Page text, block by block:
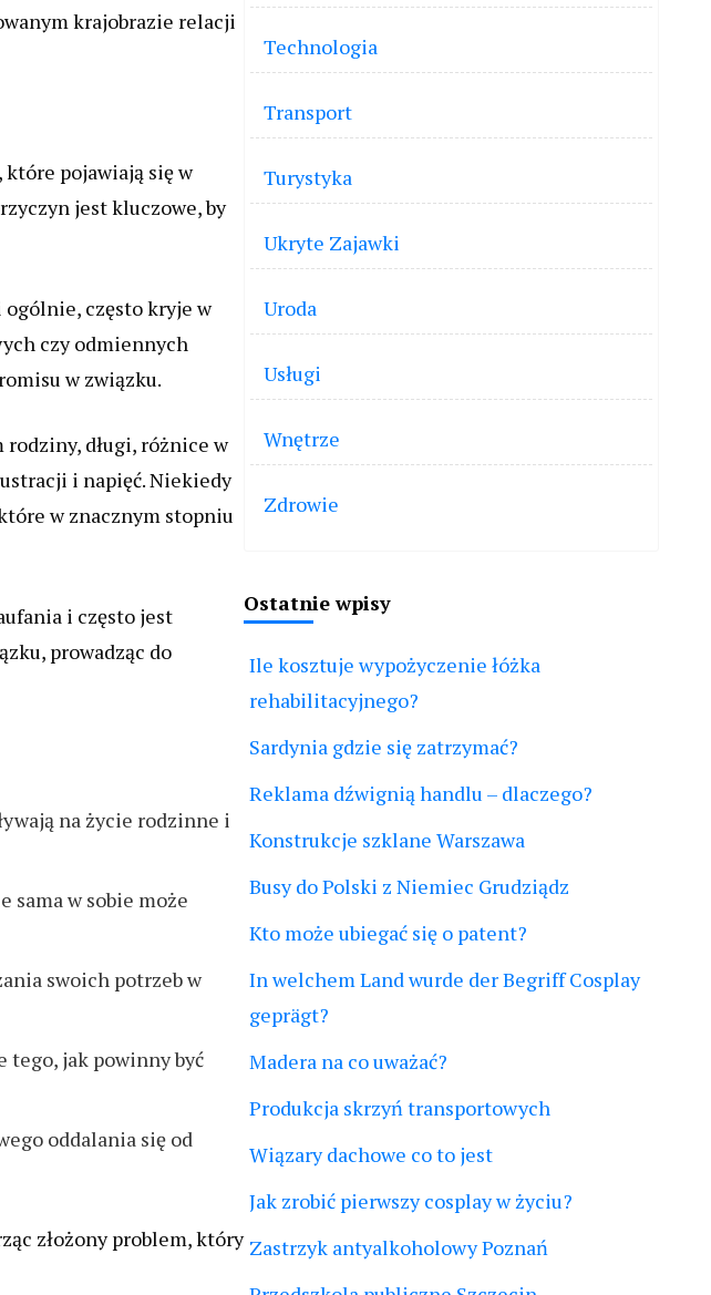
krajobrazie relacji
pojawiają się w
jest kluczowe, by
często kryje w
czy odmiennych
w związku.
rodziny, długi, różnice w
i napięć. Niekiedy
w znacznym stopniu
i często jest
prowadząc do
na życie rodzinne i
sama w sobie może
swoich potrzeb w
tego, jak powinny być
oddalania się od
złożony problem, który
Technologia
Transport
Turystyka
Ukryte Zajawki
Uroda
Usługi
Wnętrze
Zdrowie
Ostatnie wpisy
Ile kosztuje wypożyczenie łóżka
rehabilitacyjnego?
Sardynia gdzie się zatrzymać?
Reklama dźwignią handlu – dlaczego?
Konstrukcje szklane Warszawa
Busy do Polski z Niemiec Grudziądz
Kto może ubiegać się o patent?
In welchem Land wurde der Begriff Cosplay
geprägt?
Madera na co uważać?
Produkcja skrzyń transportowych
Wiązary dachowe co to jest
Jak zrobić pierwszy cosplay w życiu?
Zastrzyk antyalkoholowy Poznań